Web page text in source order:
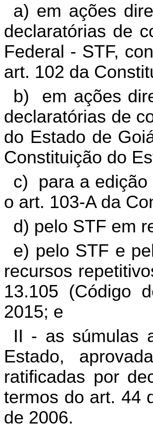
a) em ações
declaratórias de
Federal - STF,
art. 102 da
b) em ações
declaratórias de
do Estado de
Constituição do
c) para a edição
o art. 103-A da
d) pelo STF em
e) pelo STF e
recursos
13.105 (Código
2015; e
II - as súmulas
Estado,
ratificadas por
termos do art. 44
de 2006.